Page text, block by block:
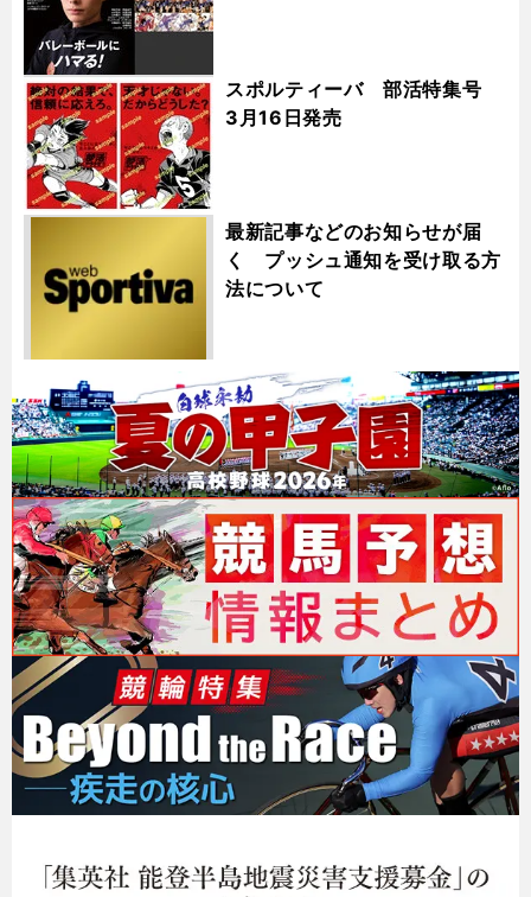
スポルティーバ 部活特集号
3月16日発売
最新記事などのお知らせが届
く プッシュ通知を受け取る方
法について